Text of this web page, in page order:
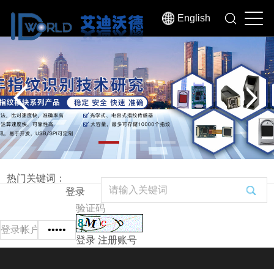
English
热门关键词：
登录
登录 注册账号